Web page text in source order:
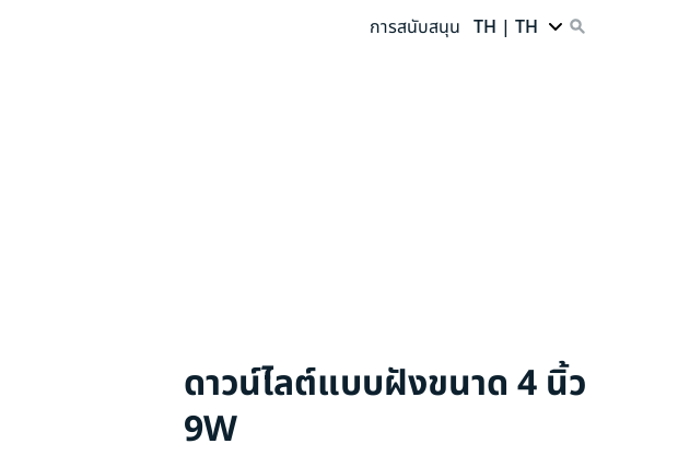
การสนับสนุน TH | TH
ดาวน์ไลต์แบบฝังขนาด 4 นิ้ว
9W